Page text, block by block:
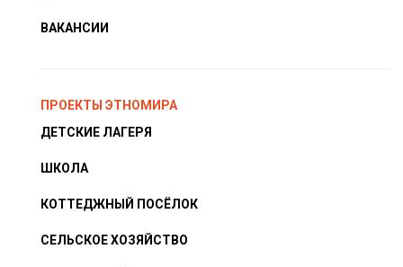
ВАКАНСИИ
ПРОЕКТЫ ЭТНОМИРА
ДЕТСКИЕ ЛАГЕРЯ
ШКОЛА
КОТТЕДЖНЫЙ ПОСЁЛОК
СЕЛЬСКОЕ ХОЗЯЙСТВО